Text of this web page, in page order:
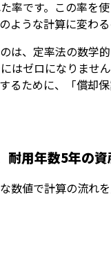
率です。この率を
ような計算に変わ
は、定率法の数学
はゼロになりませ
るために、「償却
耐用年数5年の
数値で計算の流れ